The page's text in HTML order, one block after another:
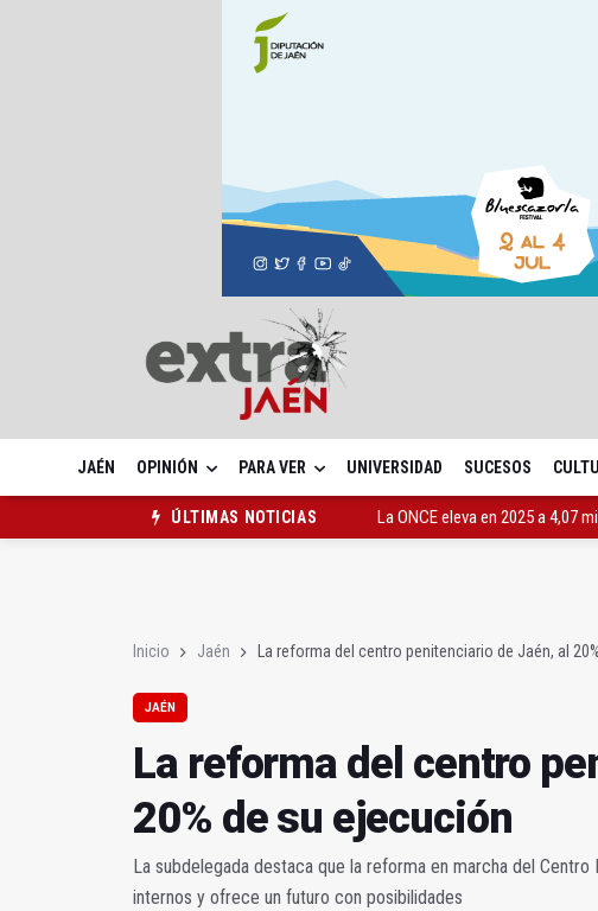
JAÉN OPINIÓN PARA VER UNIVERSIDAD SUCESOS
ÚLTIMAS NOTICIAS
La ONCE eleva en 2025 a 4,07
Inicio Jaén La reforma del centro penitenciario de Jaén, al
JAÉN
La reforma del centro
20% de su ejecución
La subdelegada destaca que la reforma en marcha del
internos y ofrece un futuro con posibilidades